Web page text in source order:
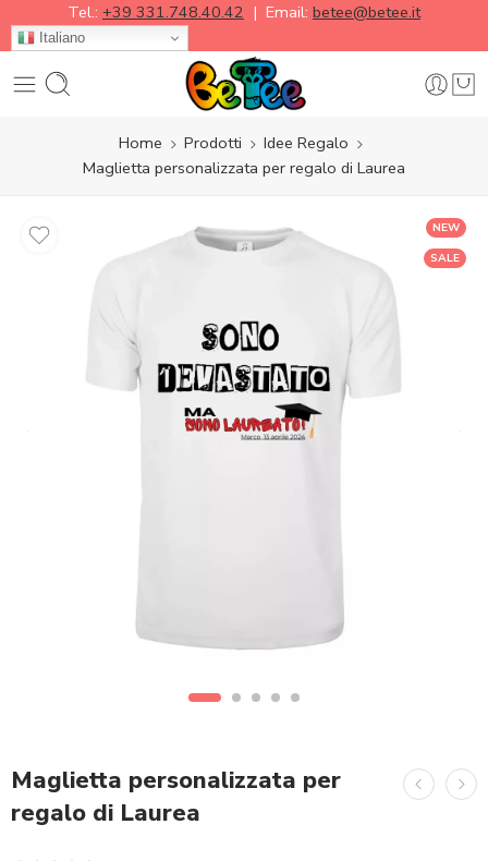
Tel.: +39 331.748.40.42 | Email: betee@betee.it
Italiano
Home Prodotti
Idee Regalo
Maglietta personalizzata per regalo di Laurea
NEW
SALE
Maglietta personalizzata per
regalo di Laurea